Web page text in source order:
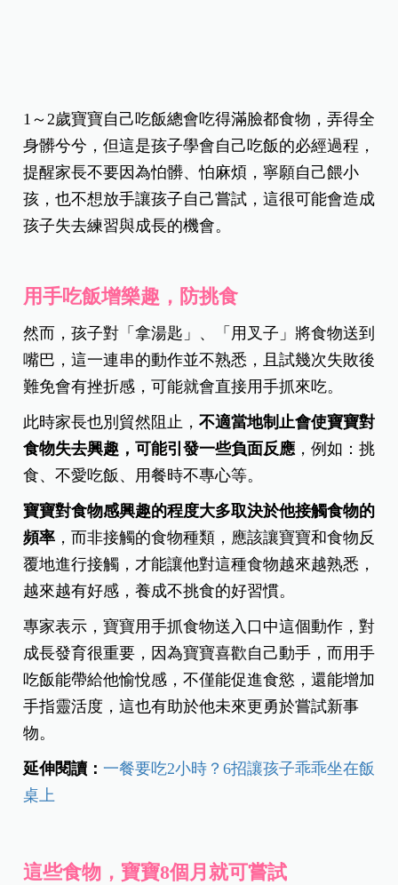
1～2歲寶寶自己吃飯總會吃得滿臉都食物，弄得全
身髒兮兮，但這是孩子學會自己吃飯的必經過程，
提醒家長不要因為怕髒、怕麻煩，寧願自己餵小
孩，也不想放手讓孩子自己嘗試，這很可能會造成
孩子失去練習與成長的機會。
用手吃飯增樂趣，防挑食
然而，孩子對「拿湯匙」、「用叉子」將食物送到
嘴巴，這一連串的動作並不熟悉，且試幾次失敗後
難免會有挫折感，可能就會直接用手抓來吃。
此時家長也別貿然阻止，不適當地制止會使寶寶對
食物失去興趣，可能引發一些負面反應 ，例如：挑
食、不愛吃飯、用餐時不專心等。
寶寶對食物感興趣的程度大多取決於他接觸食物的
頻率 ，而非接觸的食物種類，應該讓寶寶和食物反
覆地進行接觸，才能讓他對這種食物越來越熟悉，
越來越有好感，養成不挑食的好習慣。
專家表示，寶寶用手抓食物送入口中這個動作，對
成長發育很重要，因為寶寶喜歡自己動手，而用手
吃飯能帶給他愉悅感，不僅能促進食慾，還能增加
手指靈活度，這也有助於他未來更勇於嘗試新事
物。
延伸閱讀：一餐要吃2小時？6招讓孩子乖乖坐在飯
桌上
這些食物，寶寶8個月就可嘗試